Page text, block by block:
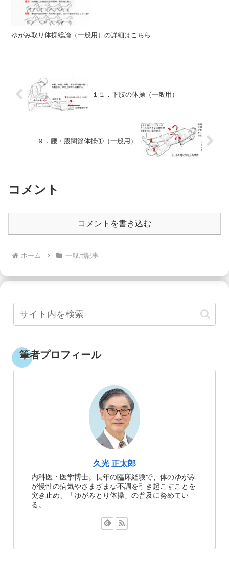
ゆがみ取り体操総論（一般用）の詳細はこちら
１１．下肢の体操（一般用）
９．腰・股関節体操①（一般用）
コメント
コメントを書き込む
ホーム 一般用記事
筆者プロフィール
久光 正太郎
内科医・医学博士。長年の臨床経験で、体のゆがみ
が慢性の病気やさまざまな不調を引き起こすことを
突き止め、「ゆがみとり体操」の普及に努めてい
る。